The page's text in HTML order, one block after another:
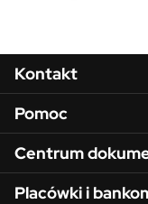
Menu w
Kontakt
Pomoc
Centrum
Placówki i